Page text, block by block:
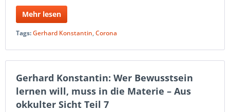
Mehr lesen
Tags:Gerhard Konstantin,Corona
Gerhard Konstantin: Wer Bewusstsein
lernen will, muss in die Materie – Aus
okkulter Sicht Teil 7